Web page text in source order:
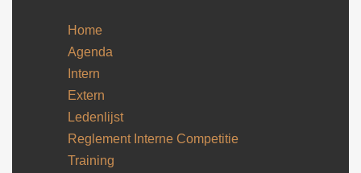
Home
Agenda
Intern
Extern
Ledenlijst
Reglement Interne Competitie
Training